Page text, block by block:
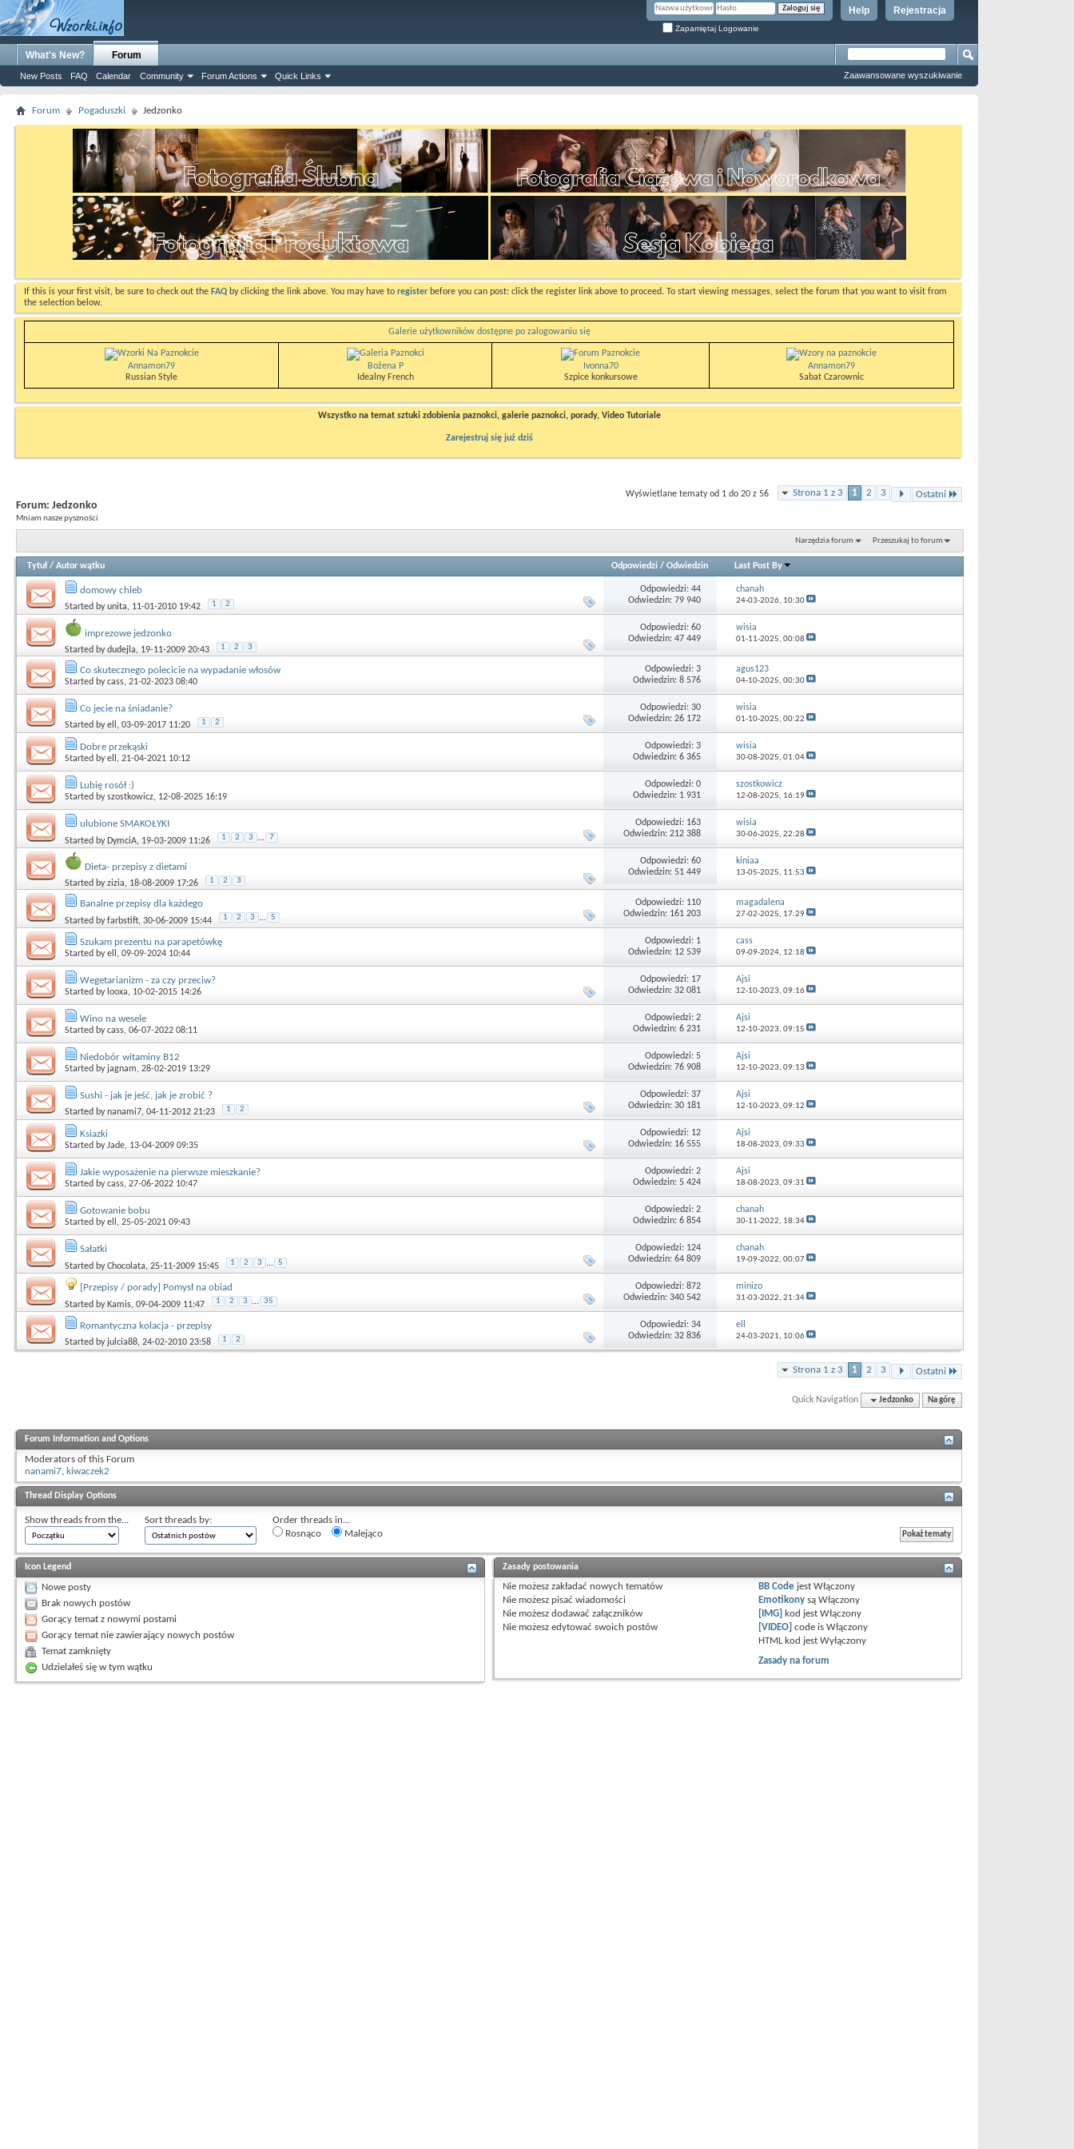
Rejestracja
Help
Zapamiętaj Logowanie
What's New? Forum
New Posts FAQ Calendar Community Forum Actions Quick Links Zaawansowane wyszukiwanie
Forum Pogaduszki Jedzonko
If this is your first visit, be sure to check out the FAQ by clicking the link above. You may have to register before you can post: click the register link above to proceed. To start viewing messages, select the forum that you want to visit from
the selection below.
Galerie użytkowników dostępne po zalogowaniu się
Annamon79
Russian Style
Bożena P
Idealny French
Ivonna70
Szpice konkursowe
Annamon79
Sabat Czarownic
Wszystko na temat sztuki zdobienia paznokci, galerie paznokci, porady, Video Tutoriale
Zarejestruj się już dziś
Strona 1 z 3 1 2 3 Ostatni
Wyświetlane tematy od 1 do 20 z 56
Forum: Jedzonko
Mniam nasze pyszności
Narzędzia forum Przeszukaj to forum
Tytuł / Autor wątku Odpowiedzi/ Odwiedzin Last Post By
domowy chleb
Started byunita, 11-01-2010 19:42 1 2
Odpowiedzi: 44
Odwiedzin: 79 940
chanah
24-03-2026, 10:30
imprezowe jedzonko
Started bydudejla, 19-11-2009 20:43 1 2 3
Odpowiedzi: 60
Odwiedzin: 47 449
wisia
01-11-2025, 00:08
Co skutecznego polecicie na wypadanie włosów
Started bycass, 21-02-2023 08:40
Odpowiedzi: 3
Odwiedzin: 8 576
agus123
04-10-2025, 00:30
Co jecie na śniadanie?
Started byell , 03-09-2017 11:20 1 2
Odpowiedzi: 30
Odwiedzin: 26 172
wisia
01-10-2025, 00:22
Dobre przekąski
Started byell , 21-04-2021 10:12
Odpowiedzi: 3
Odwiedzin: 6 365
wisia
30-08-2025, 01:04
Lubię rosół :)
Started byszostkowicz, 12-08-2025 16:19
Odpowiedzi: 0
Odwiedzin: 1 931
szostkowicz
12-08-2025, 16:19
ulubione SMAKOŁYKI
Started by DymciA, 19-03-2009 11:26 1 2 3 ... 7
Odpowiedzi: 163
Odwiedzin: 212 388
wisia
30-06-2025, 22:28
Dieta- przepisy z dietami
Started byzizia, 18-08-2009 17:26 1 2 3
Odpowiedzi: 60
Odwiedzin: 51 449
kiniaa
13-05-2025, 11:53
Banalne przepisy dla każdego
Started byfarbstift, 30-06-2009 15:44 1 2 3 ... 5
Odpowiedzi: 110
Odwiedzin: 161 203
magadalena
27-02-2025, 17:29
Szukam prezentu na parapetówkę
Started byell , 09-09-2024 10:44
Odpowiedzi: 1
Odwiedzin: 12 539
cass
09-09-2024, 12:18
Wegetarianizm - za czy przeciw?
Started by looxa, 10-02-2015 14:26
Odpowiedzi: 17
Odwiedzin: 32 081
Ajsi
12-10-2023, 09:16
Wino na wesele
Started bycass, 06-07-2022 08:11
Odpowiedzi: 2
Odwiedzin: 6 231
Ajsi
12-10-2023, 09:15
Niedobór witaminy B12
Started by jagnam, 28-02-2019 13:29
Odpowiedzi: 5
Odwiedzin: 76 908
Ajsi
12-10-2023, 09:13
Sushi - jak je jeść, jak je zrobić ?
Started bynanami7, 04-11-2012 21:23 1 2
Odpowiedzi: 37
Odwiedzin: 30 181
Ajsi
12-10-2023, 09:12
Ksiazki
Started byJade, 13-04-2009 09:35
Odpowiedzi: 12
Odwiedzin: 16 555
Ajsi
18-08-2023, 09:33
Jakie wyposażenie na pierwsze mieszkanie?
Started bycass, 27-06-2022 10:47
Odpowiedzi: 2
Odwiedzin: 5 424
Ajsi
18-08-2023, 09:31
Gotowanie bobu
Started byell , 25-05-2021 09:43
Odpowiedzi: 2
Odwiedzin: 6 854
chanah
30-11-2022, 18:34
Sałatki
Started byChocolata, 25-11-2009 15:45 1 2 3 ... 5
Odpowiedzi: 124
Odwiedzin: 64 809
chanah
19-09-2022, 00:07
[Przepisy / porady] Pomysł na obiad
Started by Kamis, 09-04-2009 11:47 1 2 3 ... 35
Odpowiedzi: 872
Odwiedzin: 340 542
minizo
31-03-2022, 21:34
Romantyczna kolacja - przepisy
Started by julcia88, 24-02-2010 23:58 1 2
Odpowiedzi: 34
Odwiedzin: 32 836
ell
24-03-2021, 10:06
Strona 1 z 3 1 2 3 Ostatni
Quick Navigation Jedzonko Na górę
Forum Information and Options
Moderators of this Forum
nanami7, kiwaczek2
Thread Display Options
Show threads from the... Sort threads by:
Order threads in...
Rosnąco
Malejąco
Icon Legend
Nowe posty
Brak nowych postów
Gorący temat z nowymi postami
Gorący temat nie zawierający nowych postów
Temat zamknięty
Udzielałeś się w tym wątku
Zasady postowania
Nie możeszzakładać nowych tematów
Nie możeszpisać wiadomości
Nie możeszdodawać załączników
Nie możeszedytować swoich postów
BB Code jestWłączony
Emotikony sąWłączony
[IMG] kod jestWłączony
[VIDEO] code isWłączony
HTML kod jestWyłączony
Zasady na forum